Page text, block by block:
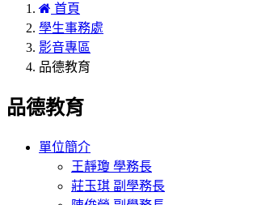
首頁
學生事務處
影音專區
品德教育
品德教育
單位簡介
王靜瓊 學務長
莊玉琪 副學務長